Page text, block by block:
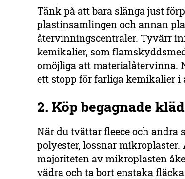
Tänk på att bara slänga just
plastinsamlingen och annan
återvinningscentraler. Tyvärr
kemikalier, som
omöjliga att materialåtervinna.
ett stopp för farliga kemikalier i
2. Köp begagnade
När du tvättar fleece och andra
polyester, lossnar
majoriteten av mikroplasten
vädra och ta bort enstaka